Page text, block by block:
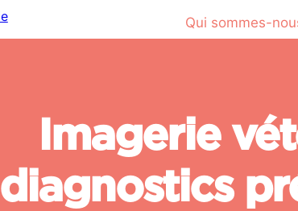
Qui sommes-
Imagerie
diagnostics